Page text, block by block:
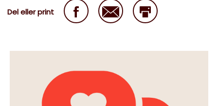
Del eller print